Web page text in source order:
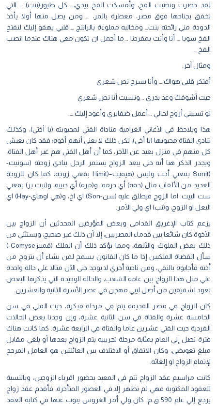
لقد حضرت ونصبت الفخ، وأمسكت الفخ بيدي،… كل طيور(بنت) .. التي
تخفق بجناحها فوق مصر، معطرة بالمر، … ومن يصل منها أولا يأخذ
الدودة مني رائحته بنت… ومخالبه مملوءة بالراتنج … قلبي يهفو إليك لنفتح
الفخ سويا … أنا وأنت بمفردنا .. ما أجمل ان تكون معي هناك عندما انصب
الفخ …
ومثال آخر:
أفتكر قلبي هواك … وأنا بسرح نص شعري
جيت أشوفك وعد بدري .. ونسيت أنا نص شعري
لو تسيبني أروح لحالي .. أعمل ضفايري وأعود إليك ….
هذا ويلاحظ في الأغاني الغرامية مناداة الفتي لمحبوبته (يا أختي)، وكذلك
تنادي الفتاة محبوبها (يا أخي)، لكن ذلك لا يعني أنهم أخوه؛ فقد كان يعيش
كل منهم في منزل بعيد عن الآخر، كما أن أهل الفتي هم غير أهل الفتاة،
ويجدر الذكر هنا أنه حتى يبعد الزواج يستمر الرجل ينادي زوجته (سونيت-
(Sonit بمعني أخت وليس (هيميت–(Himit بمعني زوجه، كما كان للزوجة
العديد من الألقاب مثل (حمه) أي حرمه، و(مره) أي حبيبه، و(نبت بر) بمعني
ست البيت. اما الزوج فيطلق عليه (سن-Son) اي اخ، و(هي اوهاي-Hay) اي
البعل او الزوج، و(نب) اي ولي الأمر.
يزعم كتاب الإغريق القدامى وبعض المؤرخين المحدثين أن الزواج بين
الأخوة كان شائعا بين قدماء المصريين، إلا أن ذلك غير صحيح، ويستثني من
ذلك بعض الملوك والآلهة، ومما يؤكد ذلك أن الملك (قمبيزComyse-)
سأل القضاة الملكيين إذا ما كان القانون يسمح لمن يشاء أن يتزوج من
أخته فأجابوه بالنفي، ومن ناحية أخري لا يوجد حتى الآن مثالا علي حالة واحدة
علي مثل هذا الزواج بين عامة الشعب، والحالة الوحيدة التي يذكرها البعض
تعود لشقيقين من أصل ليبي مهجن في عصر الأسرة الثانية والعشرين.
كان الزواج في مصر القديمة يتم في مرحلة مبكرة، حيث الفتي في سن
الخامسة عشرة والفتاة في سن الثانية عشرة، وإن وجدنا بعض الحالات
الفردية حيث الفتي عشرين عاما والفتاة في الرابعة عشرة. كما كانت هناك
فترة تصل إلي العام بمثابة مرحلة تجريبيه يتم الزواج بعدها أو يلغي مقابل
مبلغ تعويضي، وكان الاتفاق أو الاختلاف بين العائلتين هو العامل المرجح
لإتمام الزواج او إلغائه.
كانت مراسيم عقد الزواج تتم في المعبد بحضور اقرباء الزوجين، وبالنسبة
للعقود المكتوبة فهي لم تظهر إلا في العصور المتأخرة، فأقدم عقد زواج
يرجع إلي عام 590 ق.م. كان ولي أمر العروس ينوب عنها في كتابة العقد